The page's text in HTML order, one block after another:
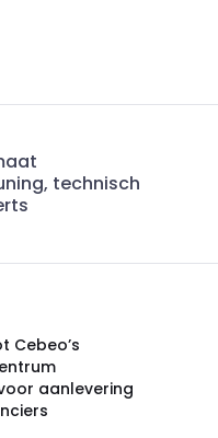
technisch
Cebeo’s
aanlevering